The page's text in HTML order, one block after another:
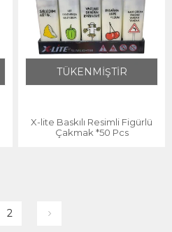
TÜKENMİŞTİR
X-lite Baskılı Resimli Figürlü
Çakmak *50 Pcs
2